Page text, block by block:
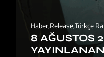
Haber,Release,Türkçe
8 AĞUSTOS